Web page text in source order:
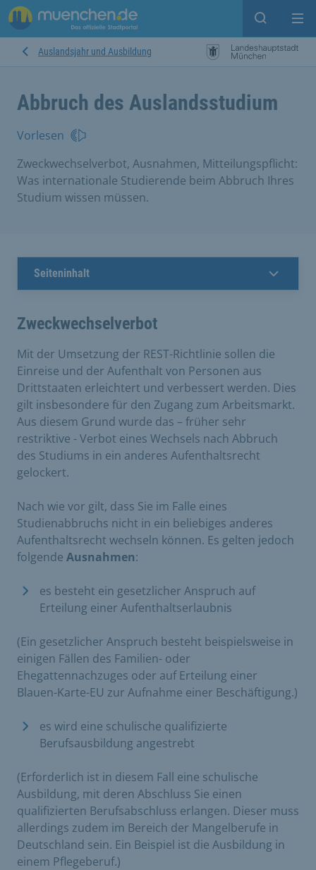
Open
Auslandsjahr und Ausbildung
Abbruch des Auslandsstudium
Vorlesen
Zweckwechselverbot, Ausnahmen, Mitteilungspflicht:
Was internationale Studierende beim Abbruch Ihres
Studium wissen müssen.
Seiteninhalt
Zweckwechselverbot
Mit der Umsetzung der REST-Richtlinie sollen die
Einreise und der Aufenthalt von Personen aus
Drittstaaten erleichtert und verbessert werden. Dies
gilt insbesondere für den Zugang zum Arbeitsmarkt.
Aus diesem Grund wurde das – früher sehr
restriktive - Verbot eines Wechsels nach Abbruch
des Studiums in ein anderes Aufenthaltsrecht
gelockert.
Nach wie vor gilt, dass Sie im Falle eines
Studienabbruchs nicht in ein beliebiges anderes
Aufenthaltsrecht wechseln können. Es gelten jedoch
folgende Ausnahmen:
es besteht ein gesetzlicher Anspruch auf
Erteilung einer Aufenthaltserlaubnis
(Ein gesetzlicher Anspruch besteht beispielsweise in
einigen Fällen des Familien- oder
Ehegattennachzuges oder auf Erteilung einer
Blauen-Karte-EU zur Aufnahme einer Beschäftigung.)
es wird eine schulische qualifizierte
Berufsausbildung angestrebt
(Erforderlich ist in diesem Fall eine schulische
Ausbildung, mit deren Abschluss Sie einen
qualifizierten Berufsabschluss erlangen. Dieser muss
allerdings zudem im Bereich der Mangelberufe in
Deutschland sein. Ein Beispiel ist die Ausbildung in
einem Pflegeberuf.)